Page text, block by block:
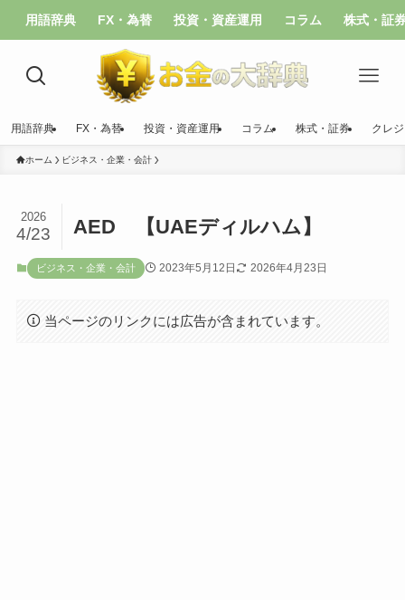
用語辞典 FX・為替 投資・資産運用 コラム 株式・証
用語辞典 FX・為替 投資・資産運用 コラム 株式・証券 クレ
ホーム ビジネス・企業・会計
AED 【UAEディルハム】
2026
4/23
ビジネス・企業・会計 2023年5月12日 2026年4月23日
当ページのリンクには広告が含まれています。